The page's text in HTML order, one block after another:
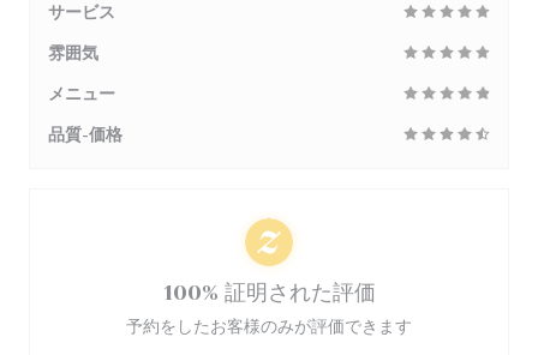
サービス
雰囲気
メニュー
品質-価格
100% 証明された評価
予約をしたお客様のみが評価できます